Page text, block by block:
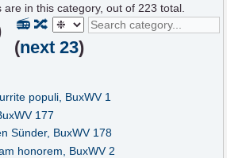
are in this category, out of 223 total.
🔀
📻
(next 23)
populi, BuxWV 1
177
Sünder, BuxWV 178
honorem, BuxWV 2